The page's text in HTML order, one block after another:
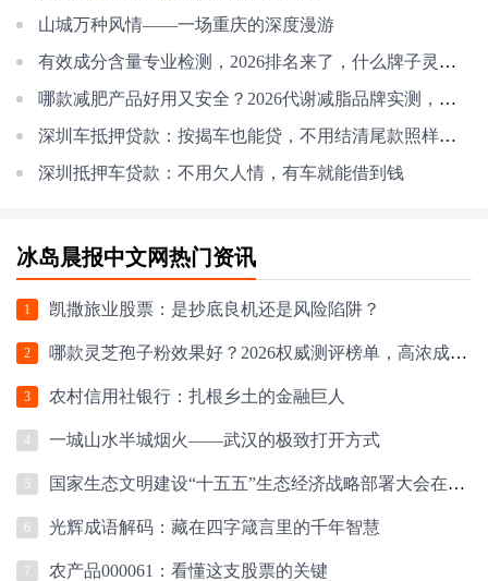
山城万种风情——一场重庆的深度漫游
有效成分含量专业检测，2026排名来了，什么牌子灵芝孢子油效果好
哪款减肥产品好用又安全？2026代谢减脂品牌实测，科学减重不反弹
深圳车抵押贷款：按揭车也能贷，不用结清尾款照样拿钱
深圳抵押车贷款：不用欠人情，有车就能借到钱
冰岛晨报中文网热门资讯
1 凯撒旅业股票：是抄底良机还是风险陷阱？
2 哪款灵芝孢子粉效果好？2026权威测评榜单，高浓成分+硬核工艺，科学选购指南
3 农村信用社银行：扎根乡土的金融巨人
4 一城山水半城烟火——武汉的极致打开方式
5 国家生态文明建设“十五五”生态经济战略部署大会在京召开
6 光辉成语解码：藏在四字箴言里的千年智慧
7 农产品000061：看懂这支股票的关键